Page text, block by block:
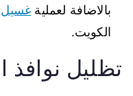
بالاضافة لعملية غسيل
الكويت.
تظليل نوافذ